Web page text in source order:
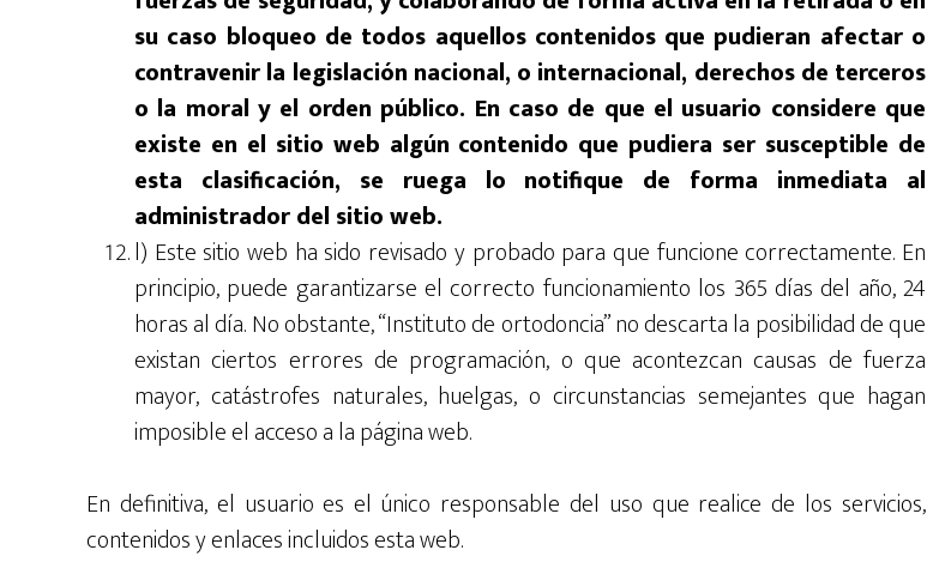
su caso bloqueo de todos aquellos contenidos que pudieran afectar o
contravenir la legislación nacional, o internacional, derechos de terceros
o la moral y el orden público. En caso de que el usuario considere que
existe en el sitio web algún contenido que pudiera ser susceptible de
esta clasificación, se ruega lo notifique de forma inmediata al
administrador del sitio web.
l) Este sitio web ha sido revisado y probado para que funcione correctamente. En
principio, puede garantizarse el correcto funcionamiento los 365 días del año, 24
horas al día. No obstante, “Instituto de ortodoncia” no descarta la posibilidad de que
existan ciertos errores de programación, o que acontezcan causas de fuerza
mayor, catástrofes naturales, huelgas, o circunstancias semejantes que hagan
imposible el acceso a la página web.
En definitiva, el usuario es el único responsable del uso que realice de los servicios,
contenidos y enlaces incluidos esta web.